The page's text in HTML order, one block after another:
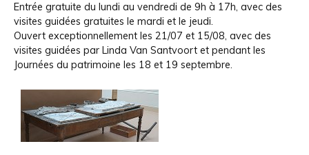
Entrée gratuite du lundi au vendredi de 9h à 17h, avec des
visites guidées gratuites le mardi et le jeudi.
Ouvert exceptionnellement les 21/07 et 15/08, avec des
visites guidées par Linda Van Santvoort et pendant les
Journées du patrimoine les 18 et 19 septembre.